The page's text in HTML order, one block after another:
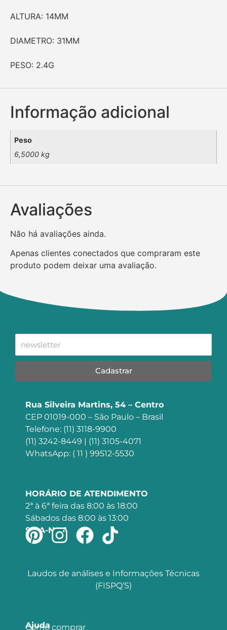
ALTURA: 14MM
DIAMETRO: 31MM
PESO: 2.4G
Informação adicional
Peso
6,5000 kg
Avaliações
Não há avaliações ainda.
Apenas clientes conectados que compraram este
produto podem deixar uma avaliação.
Cadastrar
Rua Silveira Martins, 54 – Centro
CEP 01019-000 – São Paulo – Brasil
Telefone: (11) 3118-9900
(11) 3242-8449 | (11) 3105-4071
WhatsApp: ( 11 ) 99512-5530
HORÁRIO DE ATENDIMENTO
2ª à 6ª feira das 8:00 às 18:00
Sábados das 8:00 às 13:00
SIGA-NOS
Laudos de análises e Informações Técnicas
(FISPQ’S)
Ajuda
Como comprar